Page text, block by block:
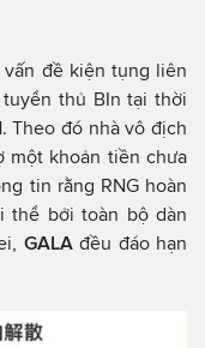
đề kiện tụng liên
thủ BIn tại thời
Theo đó nhà vô địch
một khoản tiền chưa
tin rằng RNG hoàn
thể bởi toàn bộ dàn
GALAđều đáo hạn